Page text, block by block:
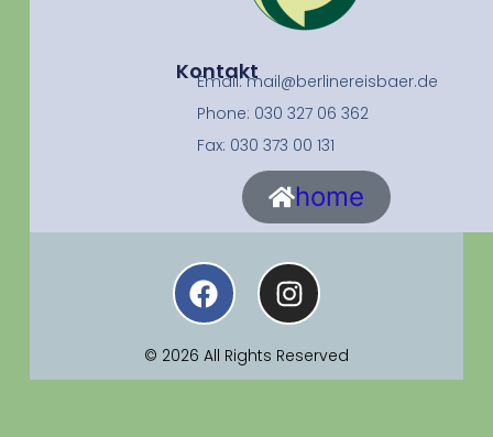
Kontakt
Email: mail@berlinereisbaer.de
Phone: 030 327 06 362
Fax: 030 373 00 131
home
© 2026 All Rights Reserved